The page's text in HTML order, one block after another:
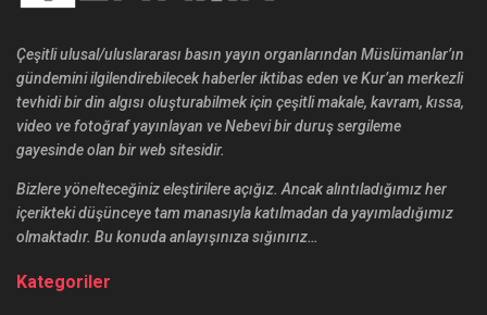
Çeşitli ulusal/uluslararası basın yayın organlarından Müslümanlar’ın
gündemini ilgilendirebilecek haberler iktibas eden ve Kur’an merkezli
tevhidi bir din algısı oluşturabilmek için çeşitli makale, kavram, kıssa,
video ve fotoğraf yayınlayan ve Nebevi bir duruş sergileme
gayesinde olan bir web sitesidir.
Bizlere yönelteceğiniz eleştirilere açığız. Ancak alıntıladığımız her
içerikteki düşünceye tam manasıyla katılmadan da yayımladığımız
olmaktadır. Bu konuda anlayışınıza sığınırız…
Kategoriler